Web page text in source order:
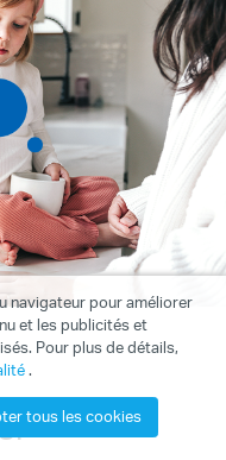
navigateur pour améliorer
et les publicités et
Pour plus de détails,
.
tous les cookies